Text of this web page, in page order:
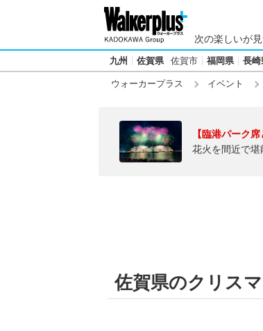
次の楽しいが見
九州 佐賀県 佐賀市 福岡県 長崎
ウォーカープラス イベント
【臨港パーク
花火を間近で
佐賀県のクリス